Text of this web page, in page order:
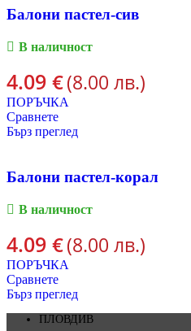
Балони пастел-сив
В наличност
4.09 €(8.00 лв.)
ПОРЪЧКА
Сравнете
Бърз преглед
Балони пастел-корал
В наличност
4.09 €(8.00 лв.)
ПОРЪЧКА
Сравнете
Бърз преглед
ПЛОВДИВ